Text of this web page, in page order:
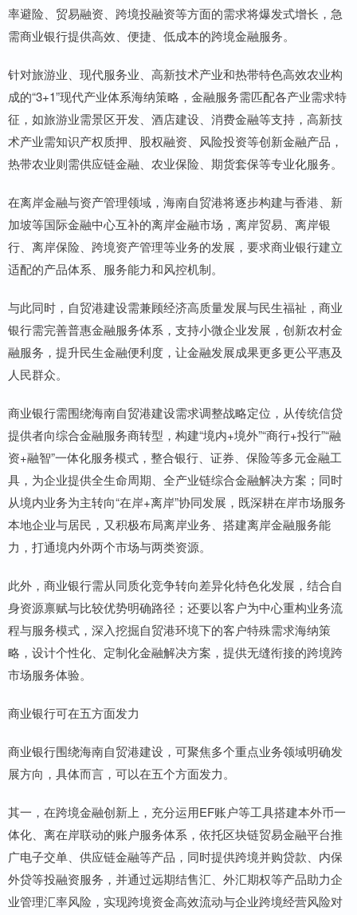
率避险、贸易融资、跨境投融资等方面的需求将爆发式增长，急
需商业银行提供高效、便捷、低成本的跨境金融服务。
针对旅游业、现代服务业、高新技术产业和热带特色高效农业构
成的“3+1”现代产业体系海纳策略，金融服务需匹配各产业需求特
征，如旅游业需景区开发、酒店建设、消费金融等支持，高新技
术产业需知识产权质押、股权融资、风险投资等创新金融产品，
热带农业则需供应链金融、农业保险、期货套保等专业化服务。
在离岸金融与资产管理领域，海南自贸港将逐步构建与香港、新
加坡等国际金融中心互补的离岸金融市场，离岸贸易、离岸银
行、离岸保险、跨境资产管理等业务的发展，要求商业银行建立
适配的产品体系、服务能力和风控机制。
与此同时，自贸港建设需兼顾经济高质量发展与民生福祉，商业
银行需完善普惠金融服务体系，支持小微企业发展，创新农村金
融服务，提升民生金融便利度，让金融发展成果更多更公平惠及
人民群众。
商业银行需围绕海南自贸港建设需求调整战略定位，从传统信贷
提供者向综合金融服务商转型，构建“境内+境外”“商行+投行”“融
资+融智”一体化服务模式，整合银行、证券、保险等多元金融工
具，为企业提供全生命周期、全产业链综合金融解决方案；同时
从境内业务为主转向“在岸+离岸”协同发展，既深耕在岸市场服务
本地企业与居民，又积极布局离岸业务、搭建离岸金融服务能
力，打通境内外两个市场与两类资源。
此外，商业银行需从同质化竞争转向差异化特色化发展，结合自
身资源禀赋与比较优势明确路径；还要以客户为中心重构业务流
程与服务模式，深入挖掘自贸港环境下的客户特殊需求海纳策
略，设计个性化、定制化金融解决方案，提供无缝衔接的跨境跨
市场服务体验。
商业银行可在五方面发力
商业银行围绕海南自贸港建设，可聚焦多个重点业务领域明确发
展方向，具体而言，可以在五个方面发力。
其一，在跨境金融创新上，充分运用EF账户等工具搭建本外币一
体化、离在岸联动的账户服务体系，依托区块链贸易金融平台推
广电子交单、供应链金融等产品，同时提供跨境并购贷款、内保
外贷等投融资服务，并通过远期结售汇、外汇期权等产品助力企
业管理汇率风险，实现跨境资金高效流动与企业跨境经营风险对